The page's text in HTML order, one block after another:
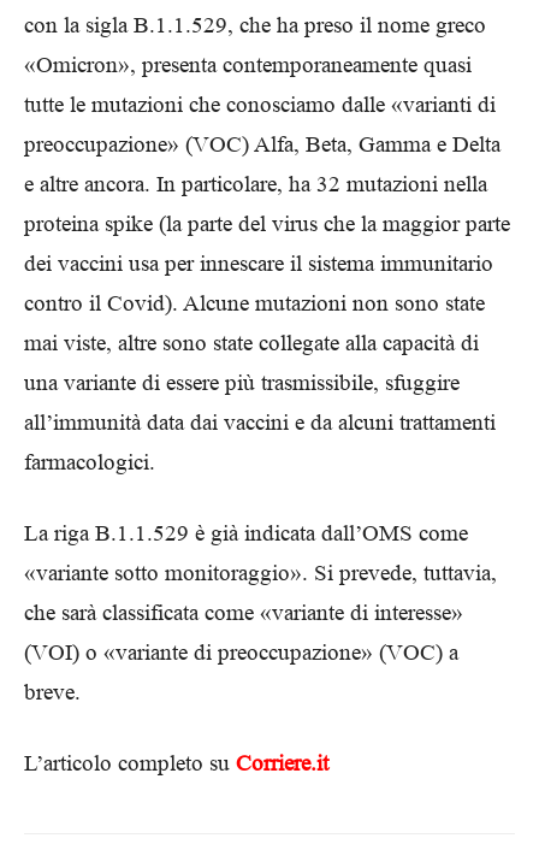
con la sigla B.1.1.529, che ha preso il nome greco
«Omicron», presenta contemporaneamente quasi
tutte le mutazioni che conosciamo dalle «varianti di
preoccupazione» (VOC) Alfa, Beta, Gamma e Delta
e altre ancora. In particolare, ha 32 mutazioni nella
proteina spike (la parte del virus che la maggior parte
dei vaccini usa per innescare il sistema immunitario
contro il Covid). Alcune mutazioni non sono state
mai viste, altre sono state collegate alla capacità di
una variante di essere più trasmissibile, sfuggire
all’immunità data dai vaccini e da alcuni trattamenti
farmacologici.
La riga B.1.1.529 è già indicata dall’OMS come
«variante sotto monitoraggio». Si prevede, tuttavia,
che sarà classificata come «variante di interesse»
(VOI) o «variante di preoccupazione» (VOC) a
breve.
L’articolo completo su Corriere.it